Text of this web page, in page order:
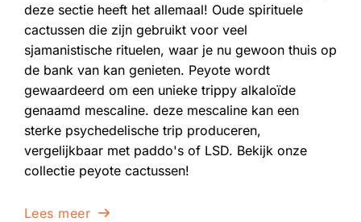
deze sectie heeft het allemaal! Oude spirituele
cactussen die zijn gebruikt voor veel
sjamanistische rituelen, waar je nu gewoon thuis op
de bank van kan genieten. Peyote wordt
gewaardeerd om een unieke trippy alkaloïde
genaamd mescaline. deze mescaline kan een
sterke psychedelische trip produceren,
vergelijkbaar met paddo's of LSD. Bekijk onze
collectie peyote cactussen!
Lees meer